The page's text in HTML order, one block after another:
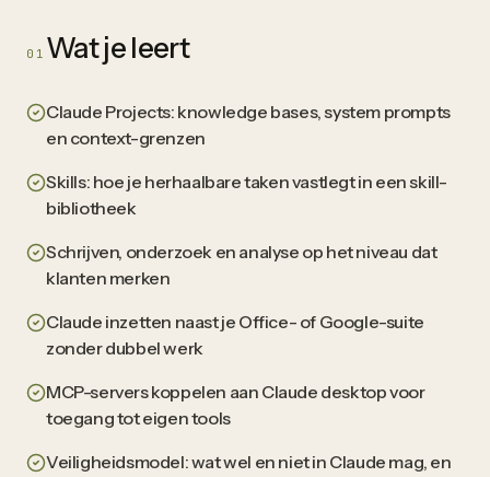
01 Wat je leert
Claude Projects: knowledge bases, system prompts
en context-grenzen
Skills: hoe je herhaalbare taken vastlegt in een skill-
bibliotheek
Schrijven, onderzoek en analyse op het niveau dat
klanten merken
Claude inzetten naast je Office- of Google-suite
zonder dubbel werk
MCP-servers koppelen aan Claude desktop voor
toegang tot eigen tools
Veiligheidsmodel: wat wel en niet in Claude mag, en